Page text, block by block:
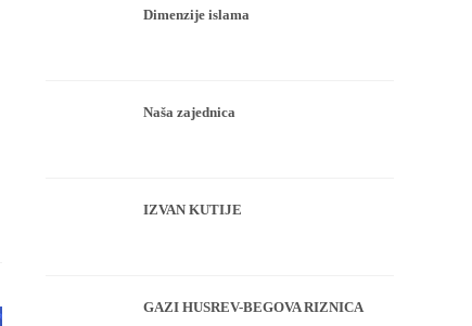
Dimenzije islama
Naša zajednica
IZVAN KUTIJE
GAZI HUSREV-BEGOVA RIZNICA